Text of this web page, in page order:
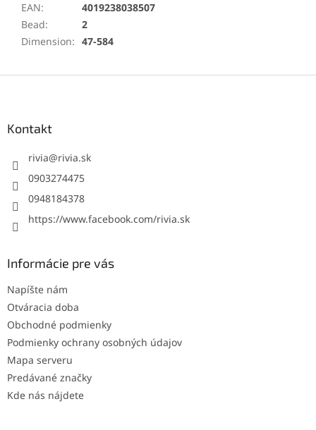
EAN:
4019238038507
Bead:
2
Dimension: 47-584
Kontakt
rivia@rivia.sk
0903274475
0948184378
https://www.facebook.com/rivia.sk
Informácie pre vás
Napíšte nám
Otváracia doba
Obchodné podmienky
Podmienky ochrany osobných údajov
Mapa serveru
Predávané značky
Kde nás nájdete